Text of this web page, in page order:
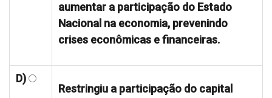
aumentar a participação do Estado
Nacional na economia, prevenindo
crises econômicas e financeiras.
D)
Restringiu a participação do capital